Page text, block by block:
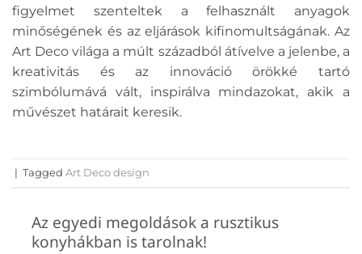
figyelmet szenteltek a felhasznált anyagok
minőségének és az eljárások kifinomultságának. Az
Art Deco világa a múlt századból átívelve a jelenbe, a
kreativitás és az innováció örökké tartó
szimbólumává vált, inspirálva mindazokat, akik a
művészet határait keresik.
| Tagged Art Deco design
Az egyedi megoldások a rusztikus
konyhákban is tarolnak!